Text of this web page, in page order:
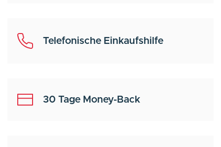
Telefonische Einkaufshilfe
30 Tage Money-Back